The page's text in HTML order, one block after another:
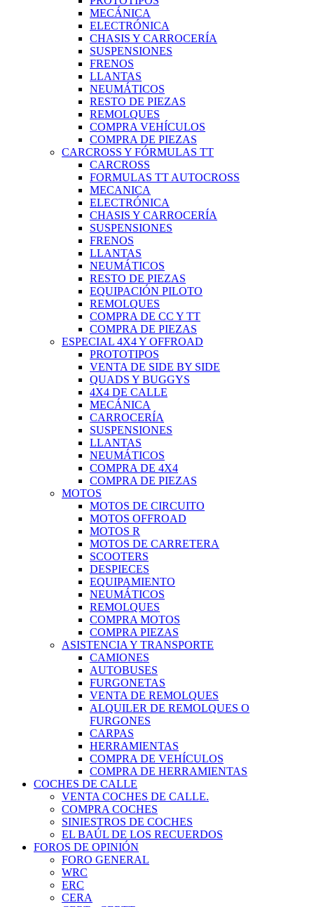
MECÁNICA
ELECTRÓNICA
CHASIS Y CARROCERÍA
SUSPENSIONES
FRENOS
LLANTAS
NEUMÁTICOS
RESTO DE PIEZAS
REMOLQUES
COMPRA VEHÍCULOS
COMPRA DE PIEZAS
CARCROSS Y FÓRMULAS TT
CARCROSS
FORMULAS TT AUTOCROSS
MECANICA
ELECTRÓNICA
CHASIS Y CARROCERÍA
SUSPENSIONES
FRENOS
LLANTAS
NEUMÁTICOS
RESTO DE PIEZAS
EQUIPACIÓN PILOTO
REMOLQUES
COMPRA DE CC Y TT
COMPRA DE PIEZAS
ESPECIAL 4X4 Y OFFROAD
PROTOTIPOS
VENTA DE SIDE BY SIDE
QUADS Y BUGGYS
4X4 DE CALLE
MECÁNICA
CARROCERÍA
SUSPENSIONES
LLANTAS
NEUMÁTICOS
COMPRA DE 4X4
COMPRA DE PIEZAS
MOTOS
MOTOS DE CIRCUITO
MOTOS OFFROAD
MOTOS R
MOTOS DE CARRETERA
SCOOTERS
DESPIECES
EQUIPAMIENTO
NEUMÁTICOS
REMOLQUES
COMPRA MOTOS
COMPRA PIEZAS
ASISTENCIA Y TRANSPORTE
CAMIONES
AUTOBUSES
FURGONETAS
VENTA DE REMOLQUES
ALQUILER DE REMOLQUES O
FURGONES
CARPAS
HERRAMIENTAS
COMPRA DE VEHÍCULOS
COMPRA DE HERRAMIENTAS
COCHES DE CALLE
VENTA COCHES DE CALLE.
COMPRA COCHES
SINIESTROS DE COCHES
EL BAÚL DE LOS RECUERDOS
FOROS DE OPINIÓN
FORO GENERAL
WRC
ERC
CERA